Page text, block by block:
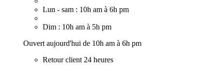
Lun - sam : 10h am à 6h pm
Dim : 10h am à 5h pm
Ouvert aujourd'hui de 10h am à 6h pm
Retour client 24 heures